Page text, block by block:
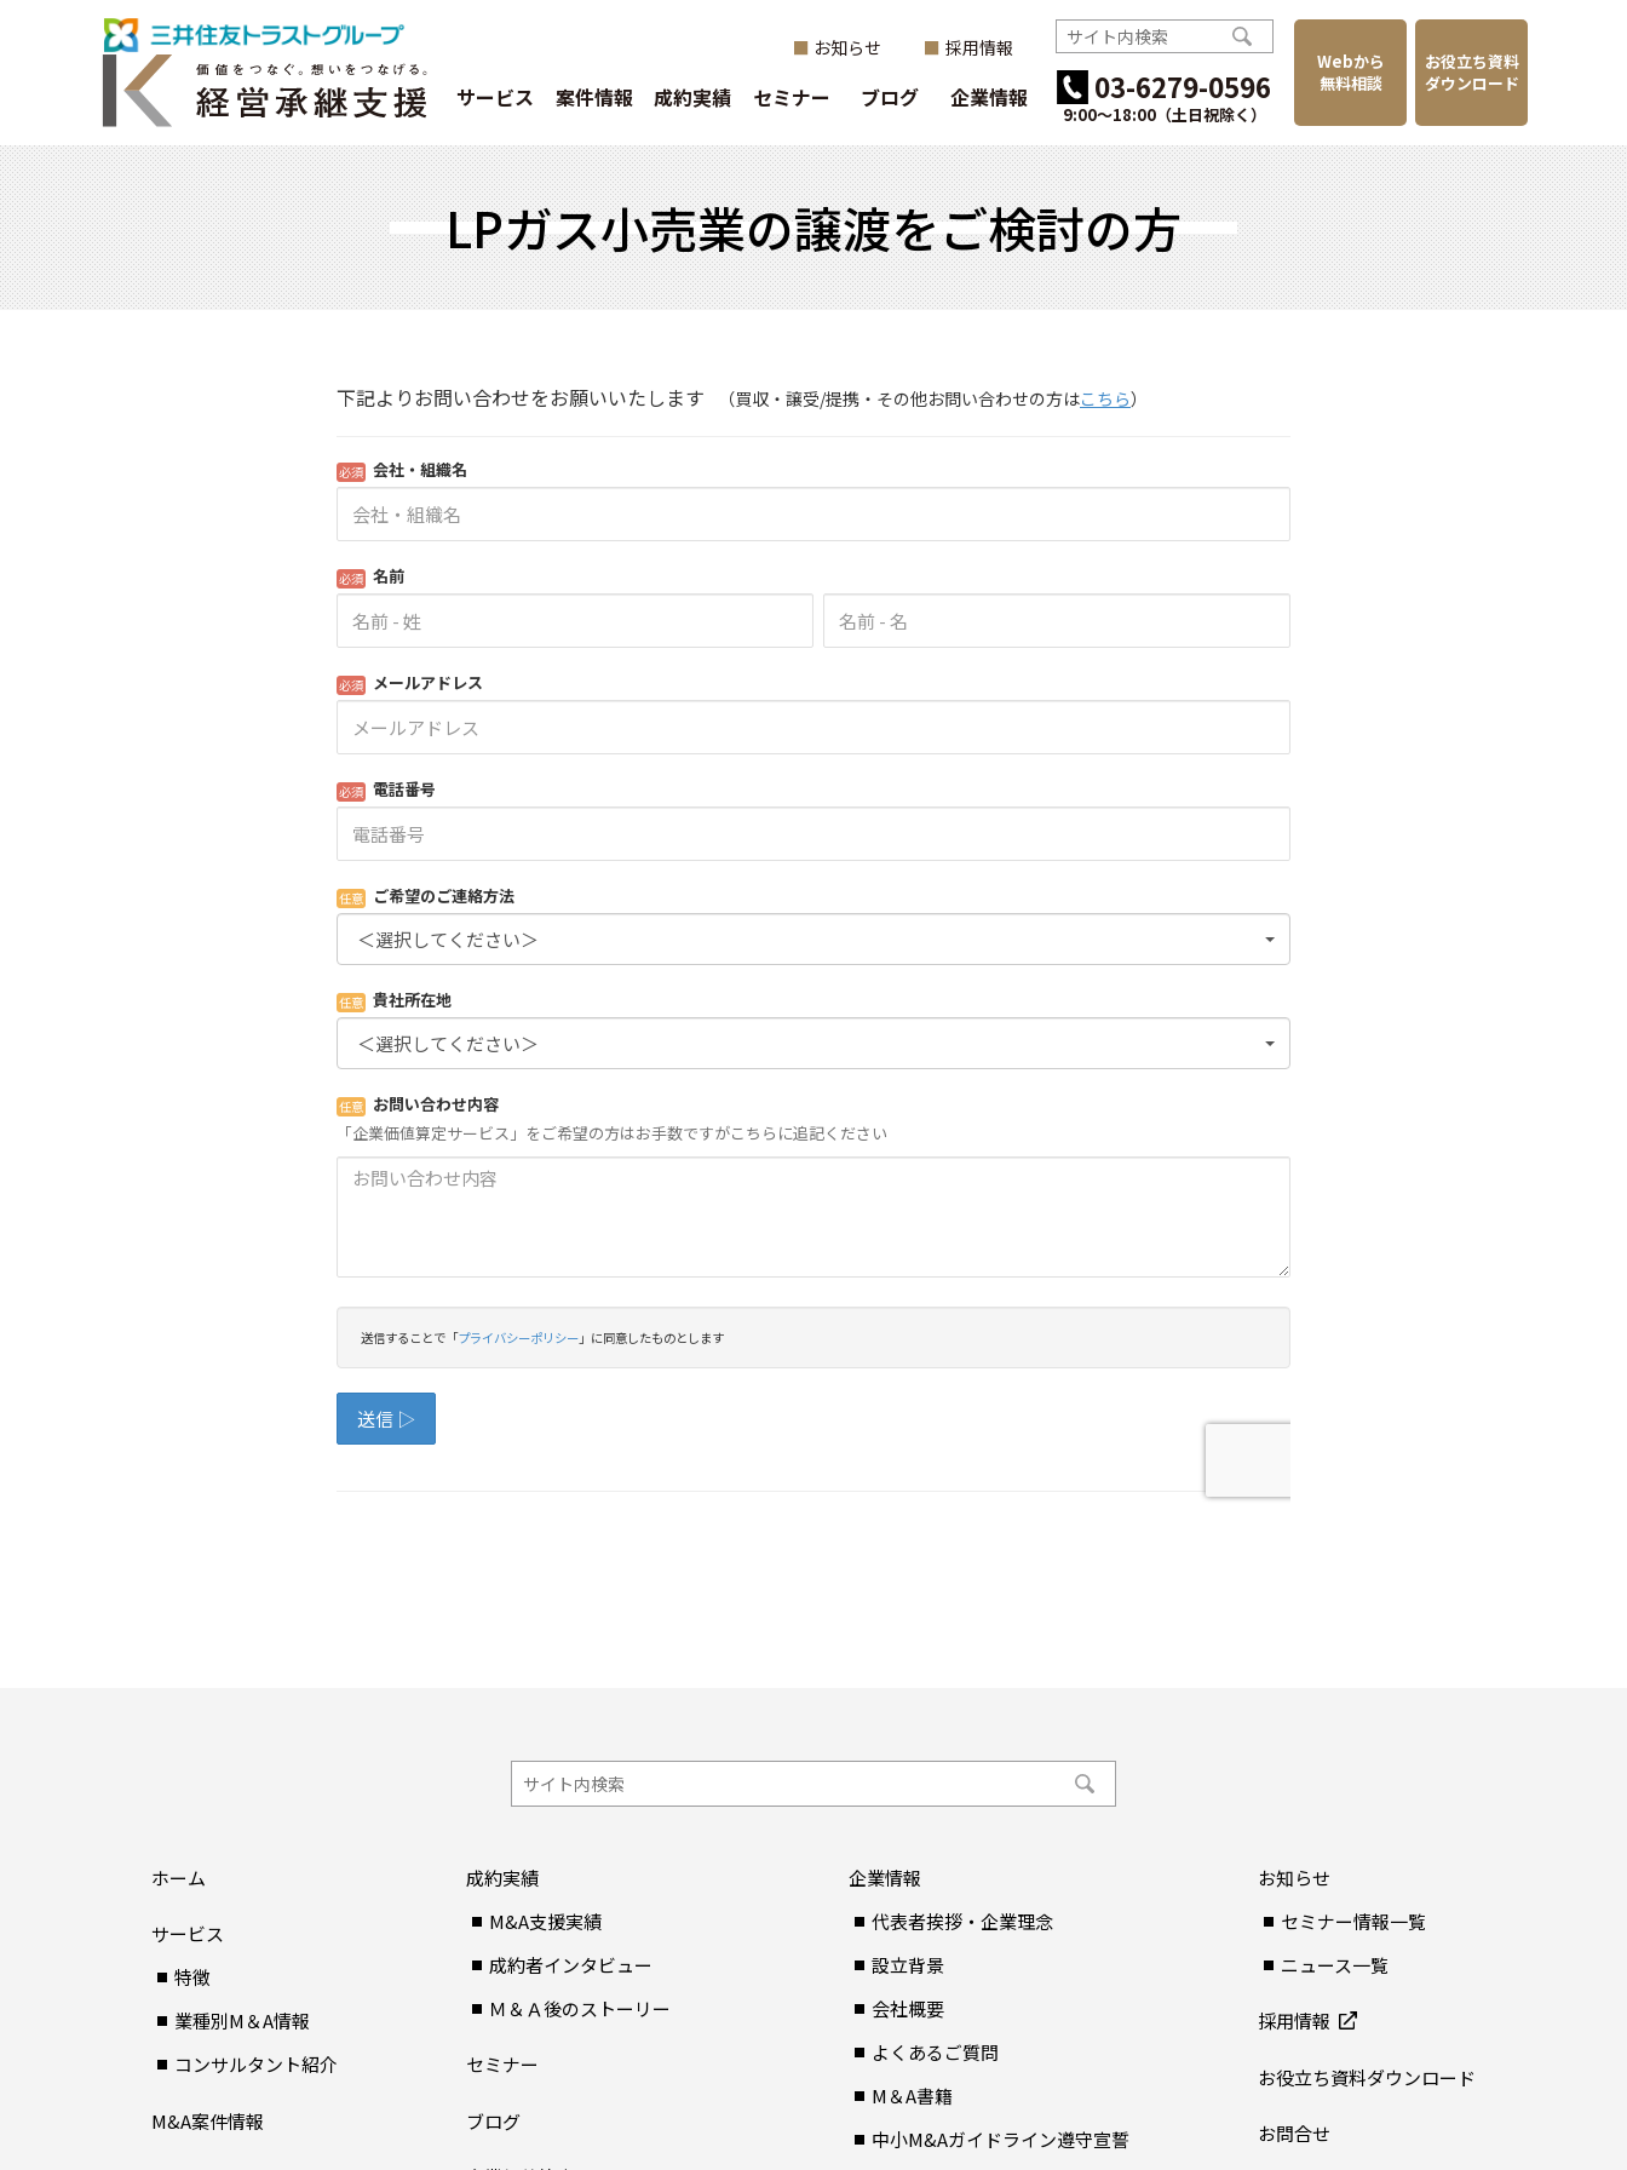
お知らせ 採用情報
サービス 案件情報 成約実績 セミナー ブログ 企業情報 03-6279-0596
9:00〜18:00（土日祝除く）
Webから
無料相談
お役立ち資料
ダウンロード
LPガス小売業の譲渡をご検討の方
ホーム
サービス
特徴
業種別M＆A情報
コンサルタント紹介
M&A案件情報
成約実績
M&A支援実績
成約者インタビュー
Ｍ＆Ａ後のストーリー
セミナー
ブログ
企業情報
代表者挨拶・企業理念
設立背景
会社概要
よくあるご質問
M＆A書籍
中小M&Aガイドライン遵守宣誓
お知らせ
セミナー情報一覧
ニュース一覧
採用情報
お役立ち資料ダウンロード
お問合せ